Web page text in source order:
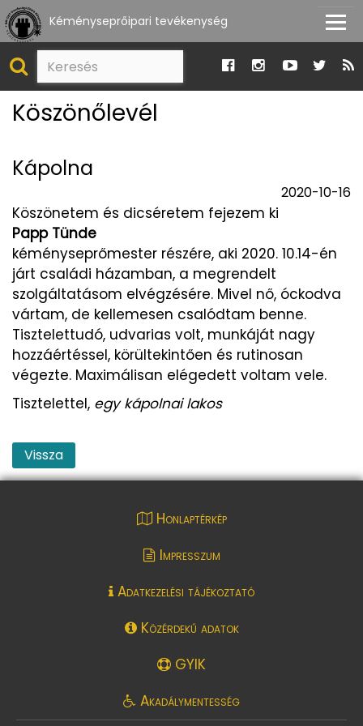
Kéményseprőipari tevékenység
Köszönőlevél
Kápolna
2020-10-16
Köszönetem és dicséretem fejezem ki
Papp Tünde
kéményseprőmester részére, aki 2020. 10.14-én
járt családi házamban, a megrendelt
szolgáltatásom elvégzésére. Mivel nő, óckodva
vártam, de kellemesen csalódtam benne.
Tisztelettudó, udvarias volt, munkáját nagy
hozzáértéssel, körültekintően és rutinosan
végezte. Maximálisan elégedett voltam vele.
Tisztelettel, egy kápolnai lakos
Vissza
Honlaptérkép
Impresszum
Adatkezelési tájékoztató
Közérdekű adatok
GYIK
Akadálymentesség